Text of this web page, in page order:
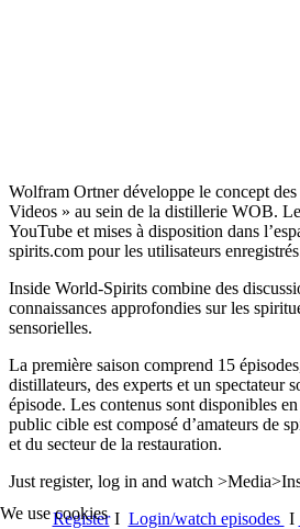
Wolfram Ortner développe le concept
Videos » au sein de la distillerie WOB.
YouTube et mises à disposition dans
spirits.com pour les utilisateurs
Inside World-Spirits combine des
connaissances approfondies sur les
sensorielles.
La première saison comprend 15
distillateurs, des experts et un spectateur
épisode. Les contenus sont disponibles
public cible est composé d’amateurs de
et du secteur de la restauration.
Just register, log in and watch
RegisterI Login/watch episodes I
We use cookies